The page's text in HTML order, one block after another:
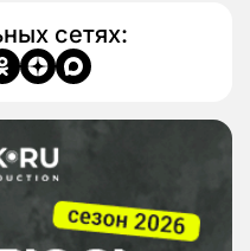
сетях: